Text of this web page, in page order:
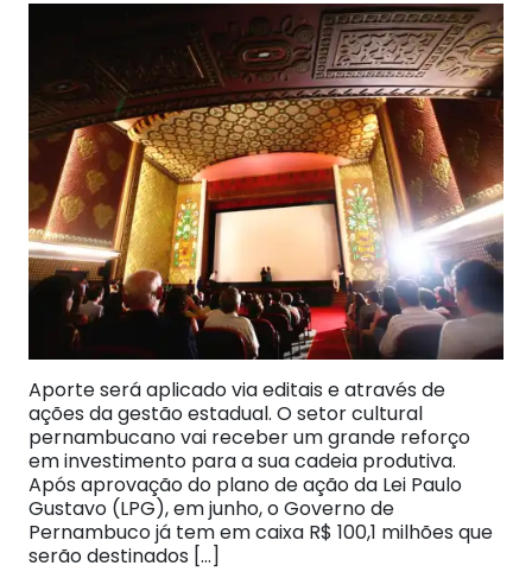
Aporte será aplicado via editais e através de
ações da gestão estadual. O setor cultural
pernambucano vai receber um grande reforço
em investimento para a sua cadeia produtiva.
Após aprovação do plano de ação da Lei Paulo
Gustavo (LPG), em junho, o Governo de
Pernambuco já tem em caixa R$ 100,1 milhões que
serão destinados […]